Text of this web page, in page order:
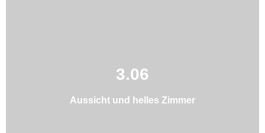
3.06
Aussicht und helles Zimmer